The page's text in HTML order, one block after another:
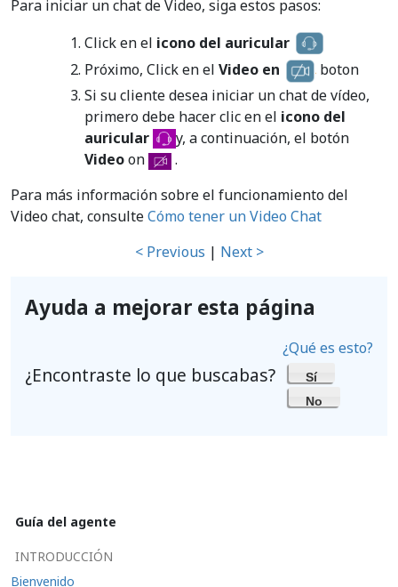
Para iniciar un chat de Video, siga estos pasos:
Click en el icono del auricular
Próximo, Click en elVideo en
boton
Si su cliente desea iniciar un chat de vídeo,
primero debe hacer clic en el icono del
auricular
y, a continuación, el botón
Videoon
.
Para más información sobre el funcionamiento del
Video chat, consulteCómo tener un Video Chat
< Previous | Next >
Ayuda a mejorar esta página
¿Qué es esto?
¿Encontraste lo que buscabas?
Sí
No
Guía del agente
INTRODUCCIÓN
Bienvenido